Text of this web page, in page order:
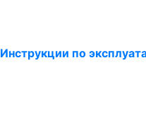
Инструкции по